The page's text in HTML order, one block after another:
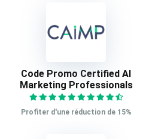
Code Promo Certified AI
Marketing Professionals
Profiter d'une réduction de 15%